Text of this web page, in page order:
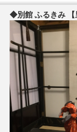
◆別館 ふるきみ